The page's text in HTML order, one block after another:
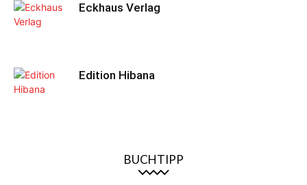
Eckhaus Verlag
Edition Hibana
BUCHTIPP